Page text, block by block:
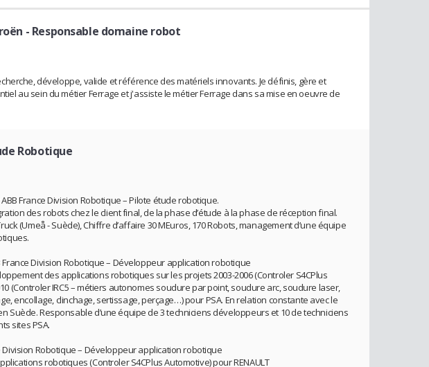
- Responsable domaine robot
développe, valide et référence des matériels innovants. Je définis, gère et
au sein du métier Ferrage et j'assiste le métier Ferrage dans sa mise en oeuvre de
Robotique
ABB France Division Robotique – Pilote étude robotique.
des robots chez le client final, de la phase d’étude à la phase de réception final.
(Umeå - Suède), Chiffre d’affaire 30 MEuros, 170 Robots, management d’une équipe
France Division Robotique – Développeur application robotique
des applications robotiques sur les projets 2003-2006 (Controler S4CPlus
(Controler IRC5 – métiers autonomes soudure par point, soudure arc, soudure laser,
encollage, clinchage, sertissage, perçage…) pour PSA. En relation constante avec le
Suède. Responsable d’une équipe de 3 techniciens développeurs et 10 de techniciens
sites PSA.
Division Robotique – Développeur application robotique
robotiques (Controler S4CPlus Automotive) pour RENAULT